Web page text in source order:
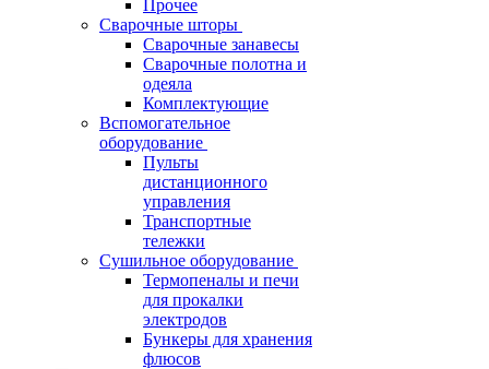
Прочее
Сварочные шторы
Сварочные занавесы
Сварочные полотна и
одеяла
Комплектующие
Вспомогательное
оборудование
Пульты
дистанционного
управления
Транспортные
тележки
Сушильное оборудование
Термопеналы и печи
для прокалки
электродов
Бункеры для хранения
флюсов